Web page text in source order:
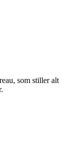
som stiller alt